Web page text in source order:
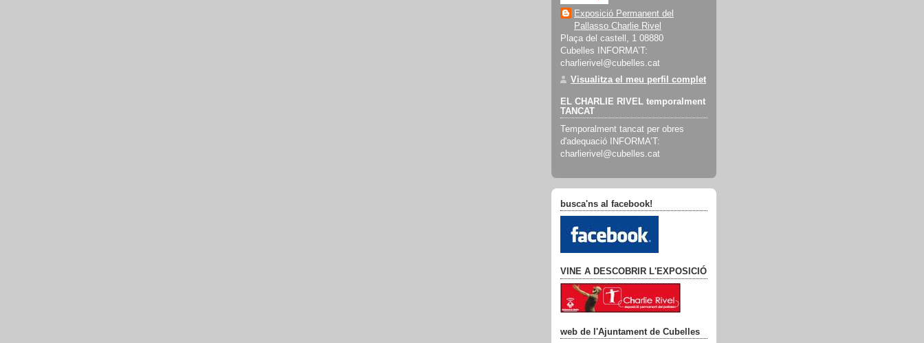
Exposició Permanent del
Pallasso Charlie Rivel
Plaça del castell, 1 08880
Cubelles INFORMA’T:
charlierivel@cubelles.cat
Visualitza el meu perfil complet
EL CHARLIE RIVEL temporalment
TANCAT
Temporalment tancat per obres
d'adequació INFORMA’T:
charlierivel@cubelles.cat
busca'ns al facebook!
VINE A DESCOBRIR L'EXPOSICIÓ
web de l'Ajuntament de Cubelles